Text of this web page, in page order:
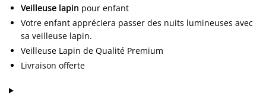
Veilleuse lapin pour enfant
Votre enfant appréciera passer des nuits lumineuses avec
sa veilleuse lapin.
Veilleuse Lapin de Qualité Premium
Livraison offerte